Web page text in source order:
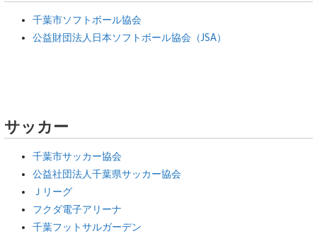
千葉市ソフトボール協会
公益財団法人日本ソフトボール協会（JSA）
サッカー
千葉市サッカー協会
公益社団法人千葉県サッカー協会
Ｊリーグ
フクダ電子アリーナ
千葉フットサルガーデン